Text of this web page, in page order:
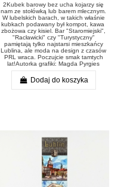
2Kubek barowy bez ucha kojarzy się
nam ze stołówką lub barem mlecznym.
W lubelskich barach, w takich właśnie
kubkach podawany był kompot, kawa
zbożowa czy kisiel. Bar "Staromiejski",
"Racławicki" czy "Turystyczny"
pamiętają tylko najstarsi mieszkańcy
Lublina, ale moda na design z czasów
PRL wraca. Poczujcie smak tamtych
lat!Autorka grafiki: Magda Pyrgies
Dodaj do koszyka